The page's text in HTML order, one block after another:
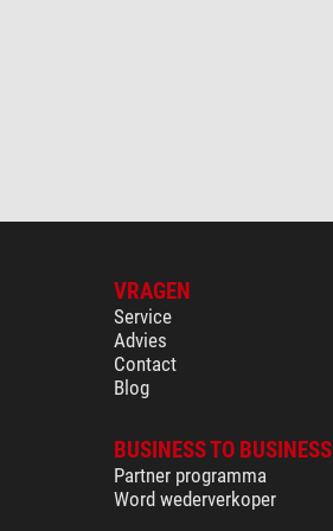
VRAGEN
Service
Advies
Contact
Blog
BUSINESS TO BUSINESS
Partner programma
Word wederverkoper